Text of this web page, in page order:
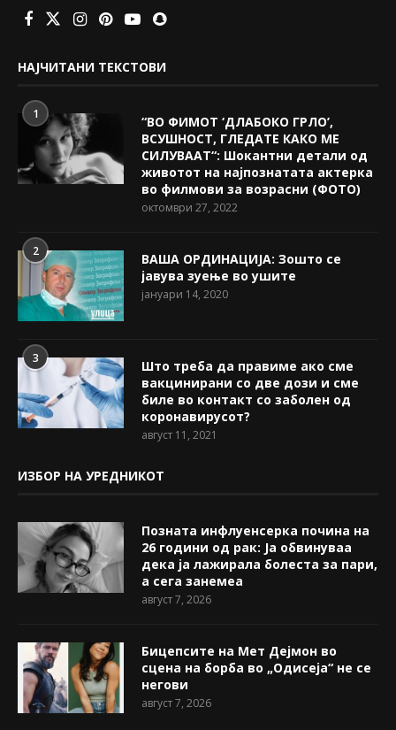
НАЈЧИТАНИ ТЕКСТОВИ
1
“ВО ФИМОТ ‘ДЛАБОКО ГРЛО’,
ВСУШНОСТ, ГЛЕДАТЕ КАКО МЕ
СИЛУВААТ“: Шокантни детали од
животот на најпознатата актерка
во филмови за возрасни (ФОТО)
октомври 27, 2022
2
ВАША ОРДИНАЦИЈА: Зошто се
јавува зуење во ушите
јануари 14, 2020
3
Што треба да правиме ако сме
вакцинирани со две дози и сме
биле во контакт со заболен од
коронавирусот?
август 11, 2021
ИЗБОР НА УРЕДНИКОТ
Позната инфлуенсерка почина на
26 години од рак: Ја обвинуваа
дека ја лажирала болеста за пари,
а сега занемеа
август 7, 2026
Бицепсите на Мет Дејмон во
сцена на борба во „Одисеја“ не се
негови
август 7, 2026